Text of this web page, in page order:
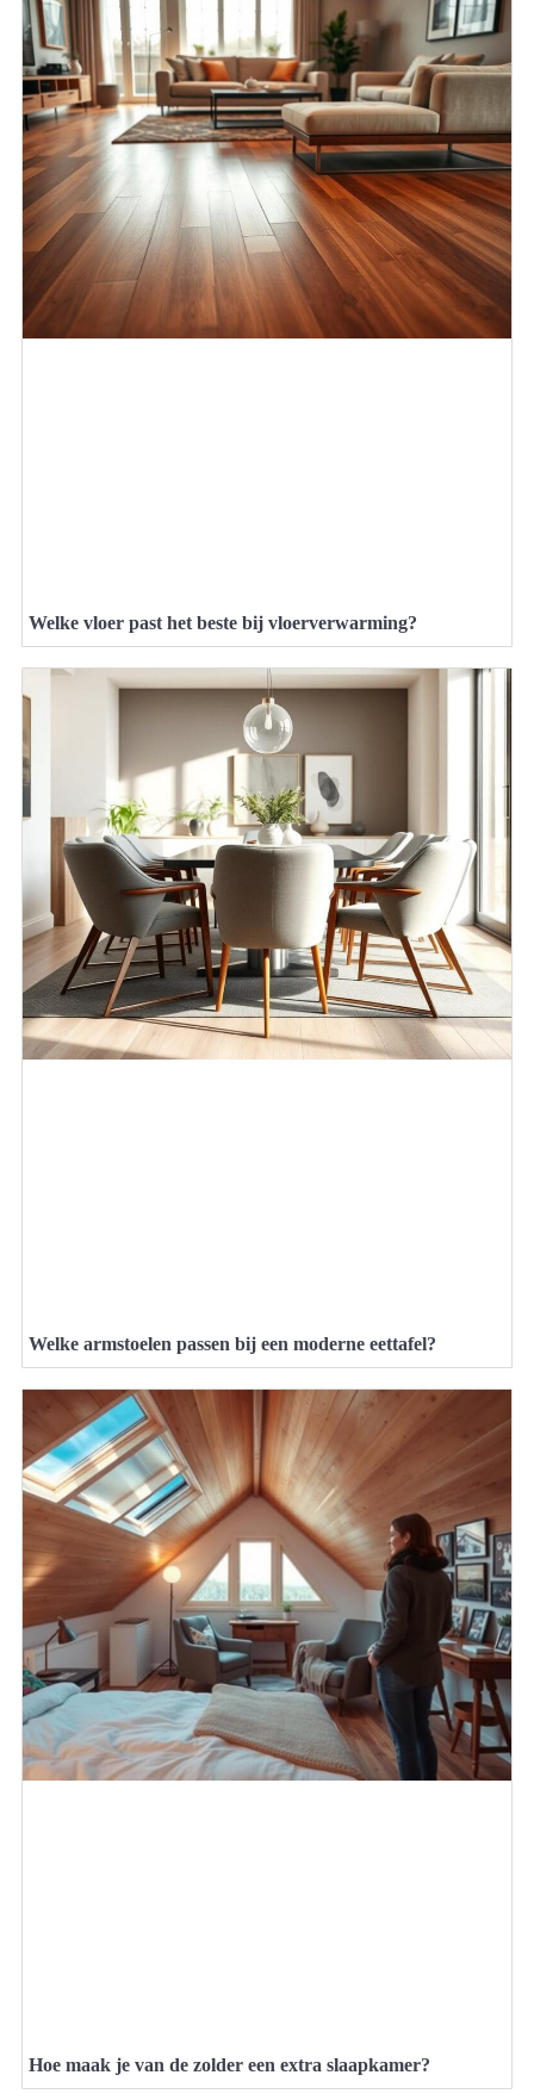
Welke vloer past het beste bij vloerverwarming?
Welke armstoelen passen bij een moderne eettafel?
Hoe maak je van de zolder een extra slaapkamer?